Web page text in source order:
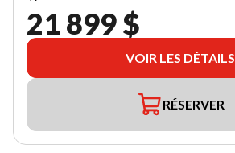
21 899 $
VOIR LES DÉTAILS
RÉSERVER